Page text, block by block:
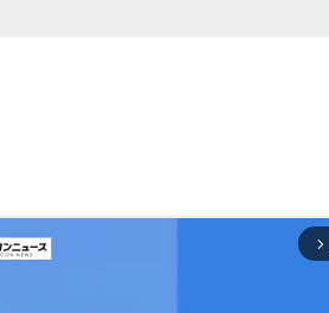
arrow_forward_ios